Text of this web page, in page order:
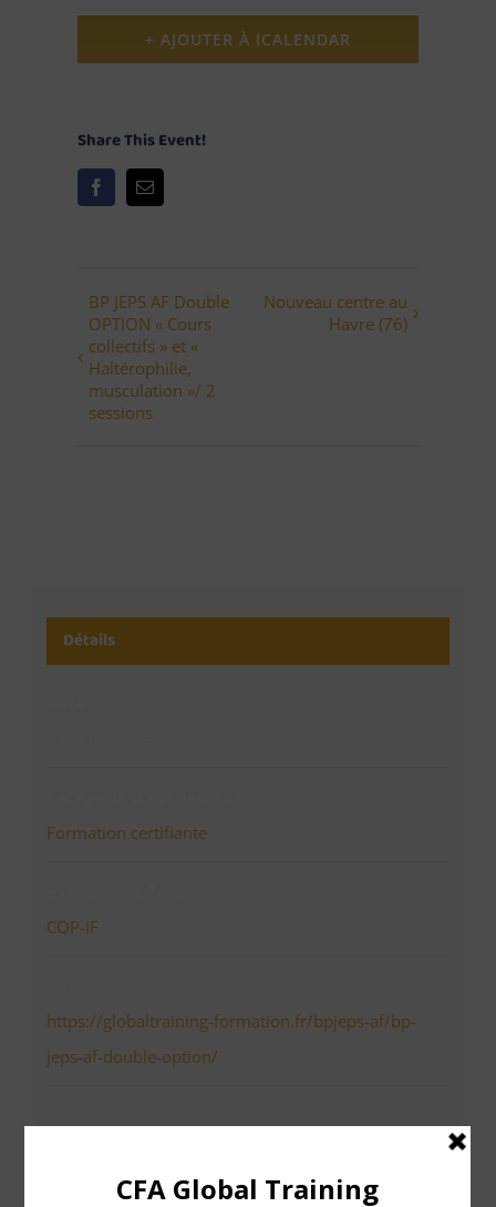
+ AJOUTER À ICALENDAR
Share This Event!
FacebookEmail
Navigation
évènement
BP JEPS AF Double
OPTION « Cours
collectifs » et «
Haltérophilie,
musculation »/ 2
sessions
Nouveau centre au
Havre (76)
Détails
Formation certifiante
CQP-IF
https://globaltraining-formation.fr/bpjeps-af/bp-
jeps-af-double-option/